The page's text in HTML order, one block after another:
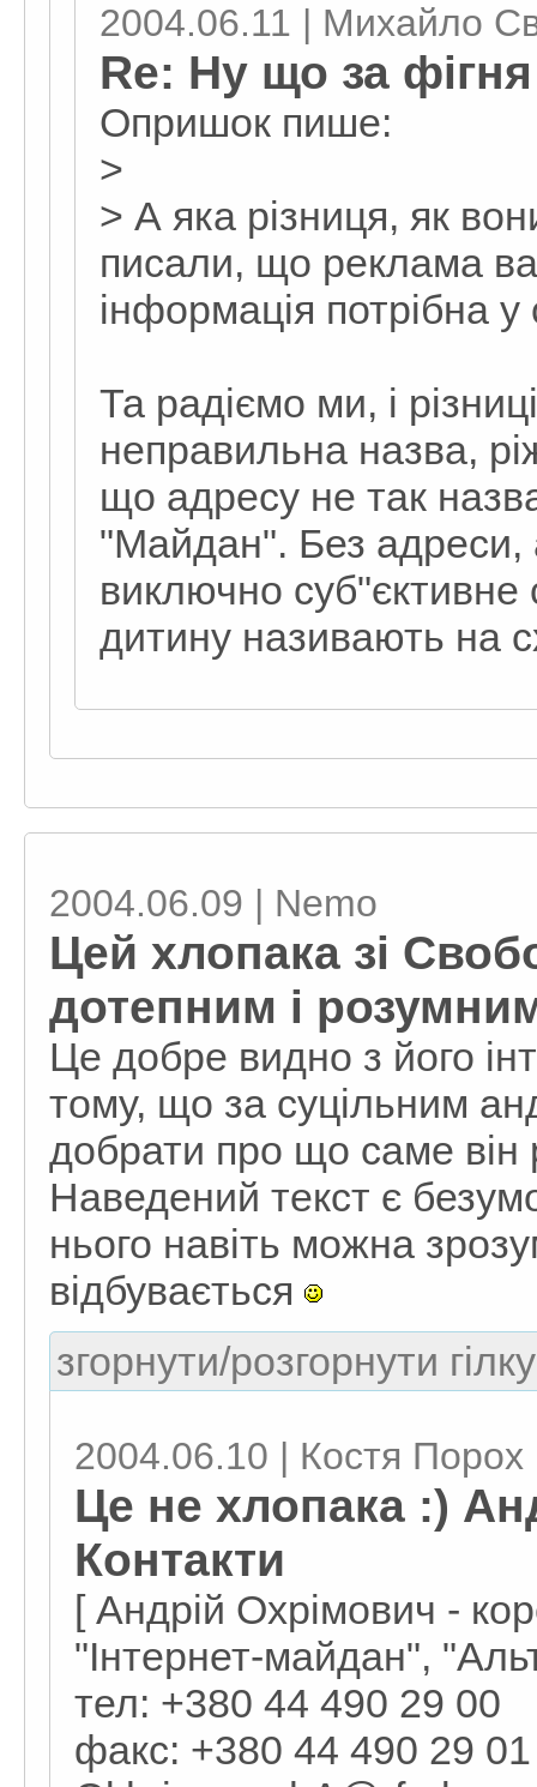
2004.06.11 | Михайло
Re: Ну що за фігня
Опришок пише:
>
> А яка різниця, як
писали, що реклама
інформація потрібна у
Та радіємо ми, і
неправильна назва,
що адресу не так
"Майдан". Без адреси,
виключно суб"єктивне
дитину називають на
2004.06.09 | Nemo
Цей хлопака зі
дотепним і
Це добре видно з його
тому, що за суцільним
добрати про що саме він
Наведений текст є
нього навіть можна
відбувається
згорнути/розгорнути
2004.06.10 | Костя Порох
Це не хлопака :)
Контакти
[ Андрій Охрімович -
"Інтернет-майдан",
тел: +380 44 490 29 00
факс: +380 44 490 29 01